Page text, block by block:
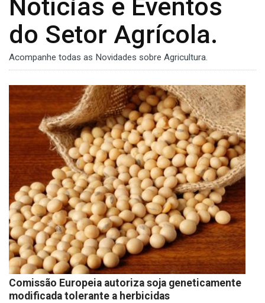
Notícias e Eventos
do Setor Agrícola.
Acompanhe todas as Novidades sobre Agricultura.
Comissão Europeia autoriza soja geneticamente
modificada tolerante a herbicidas